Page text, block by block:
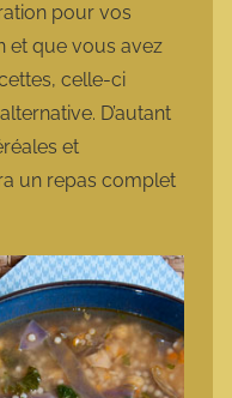
pour vos
et que vous avez
celle-ci
D’autant
et
un repas complet